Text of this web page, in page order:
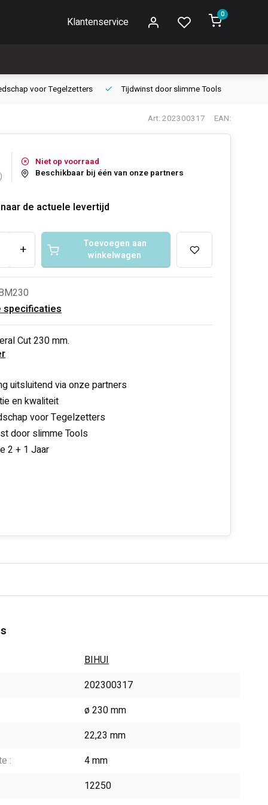
Klantenservice
0
voorTegelzetters Tijdwinst doorslimme Tools
Art: 202300317 EAN:
)
Niet op voorraad
Beschikbaar bij één van onze partners
de actuele levertijd
+
Toevoegen aan
winkelwagen
specificaties
Cut 230 mm.
uitsluitend via onze partners
en kwaliteit
voor Tegelzetters
door slimme Tools
2 + 1 Jaar
BIHUI
202300317
ø 230 mm
22,23 mm
:
4 mm
12250